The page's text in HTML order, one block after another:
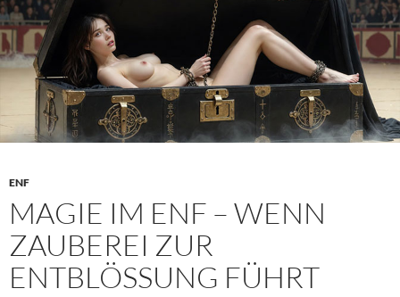
ENF
MAGIE IM ENF – WENN
ZAUBEREI ZUR
ENTBLÖSSUNG FÜHRT